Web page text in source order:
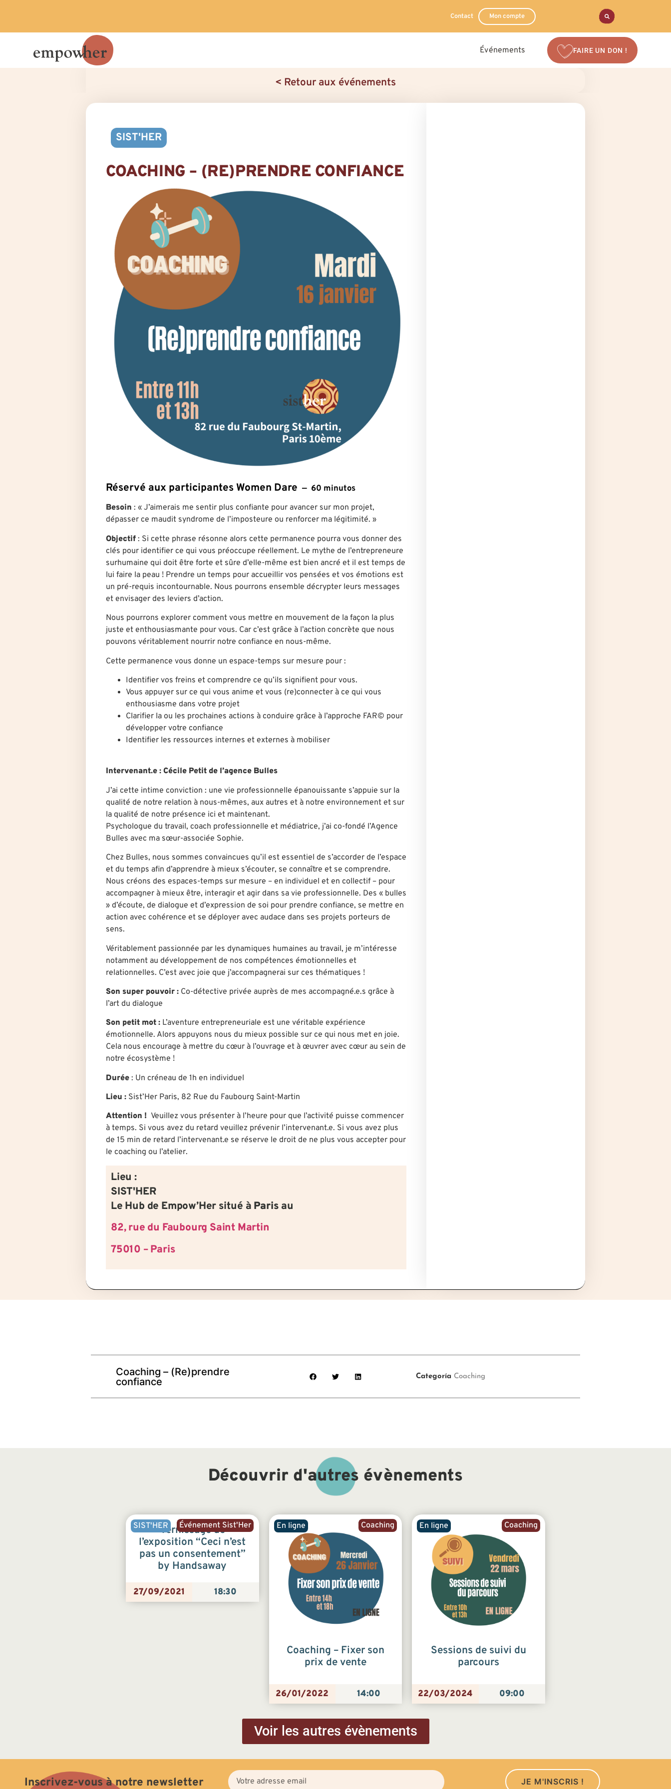
Contact Mon compte
Événements FAIRE UN DON !
< Retour aux événements
SIST'HER
COACHING – (RE)PRENDRE CONFIANCE
Réservé aux participantes Women Dare 60 minutos
Besoin : « J’aimerais me sentir plus confiante pour avancer sur mon projet,
dépasser ce maudit syndrome de l’imposteure ou renforcer ma légitimité. »
Objectif : Si cette phrase résonne alors cette permanence pourra vous donner des
clés pour identifier ce qui vous préoccupe réellement. Le mythe de l’entrepreneure
surhumaine qui doit être forte et sûre d’elle-même est bien ancré et il est temps de
lui faire la peau ! Prendre un temps pour accueillir vos pensées et vos émotions est
un pré-requis incontournable. Nous pourrons ensemble décrypter leurs messages
et envisager des leviers d’action.
Nous pourrons explorer comment vous mettre en mouvement de la façon la plus
juste et enthousiasmante pour vous. Car c’est grâce à l’action concrète que nous
pouvons véritablement nourrir notre confiance en nous-même.
Cette permanence vous donne un espace-temps sur mesure pour :
Identifier vos freins et comprendre ce qu’ils signifient pour vous.
Vous appuyer sur ce qui vous anime et vous (re)connecter à ce qui vous
enthousiasme dans votre projet
Clarifier la ou les prochaines actions à conduire grâce à l’approche FAR© pour
développer votre confiance
Identifier les ressources internes et externes à mobiliser
Intervenant.e : Cécile Petit de l’agence Bulles
J’ai cette intime conviction : une vie professionnelle épanouissante s’appuie sur la
qualité de notre relation à nous-mêmes, aux autres et à notre environnement et sur
la qualité de notre présence ici et maintenant.
Psychologue du travail, coach professionnelle et médiatrice, j’ai co-fondé l’Agence
Bulles avec ma sœur-associée Sophie.
Chez Bulles, nous sommes convaincues qu’il est essentiel de s’accorder de l’espace
et du temps afin d’apprendre à mieux s’écouter, se connaître et se comprendre.
Nous créons des espaces-temps sur mesure – en individuel et en collectif – pour
accompagner à mieux être, interagir et agir dans sa vie professionnelle. Des « bulles
» d’écoute, de dialogue et d’expression de soi pour prendre confiance, se mettre en
action avec cohérence et se déployer avec audace dans ses projets porteurs de
sens.
Véritablement passionnée par les dynamiques humaines au travail, je m’intéresse
notamment au développement de nos compétences émotionnelles et
relationnelles. C’est avec joie que j’accompagnerai sur ces thématiques !
Son super pouvoir : Co-détective privée auprès de mes accompagné.e.s grâce à
l’art du dialogue
Son petit mot : L’aventure entrepreneuriale est une véritable expérience
émotionnelle. Alors appuyons nous du mieux possible sur ce qui nous met en joie.
Cela nous encourage à mettre du cœur à l’ouvrage et à œuvrer avec cœur au sein de
notre écosystème !
Durée : Un créneau de 1h en individuel
Lieu : Sist’Her Paris, 82 Rue du Faubourg Saint-Martin
Attention ! Veuillez vous présenter à l’heure pour que l’activité puisse commencer
à temps. Si vous avez du retard veuillez prévenir l’intervenant.e. Si vous avez plus
de 15 min de retard l’intervenant.e se réserve le droit de ne plus vous accepter pour
le coaching ou l’atelier.
Lieu :
SIST'HER
Le Hub de Empow’Her situé à Paris au
82, rue du Faubourg Saint Martin
75010 – Paris
Coaching – (Re)prendre
confiance
Categoría Coaching
Découvrir d'autres évènements
Événement Sist'Her
SIST'HERVernissage de
l’exposition “Ceci n’est
pas un consentement”
by Handsaway
27/09/2021 18:30
Coaching
En ligne
Coaching – Fixer son
prix de vente
26/01/2022 14:00
Coaching
En ligne
Sessions de suivi du
parcours
22/03/2024 09:00
Voir les autres évènements
Inscrivez-vous à notre newsletter JE M'INSCRIS !